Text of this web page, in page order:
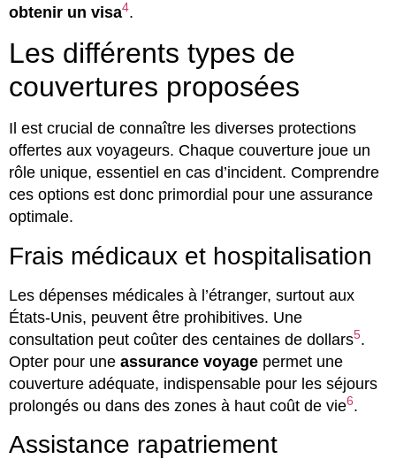
obtenir un visa4.
Les différents types de
couvertures proposées
Il est crucial de connaître les diverses protections
offertes aux voyageurs. Chaque couverture joue un
rôle unique, essentiel en cas d’incident. Comprendre
ces options est donc primordial pour une assurance
optimale.
Frais médicaux et hospitalisation
Les dépenses médicales à l’étranger, surtout aux
États-Unis, peuvent être prohibitives. Une
consultation peut coûter des centaines de dollars5.
Opter pour une assurance voyage permet une
couverture adéquate, indispensable pour les séjours
prolongés ou dans des zones à haut coût de vie6.
Assistance rapatriement